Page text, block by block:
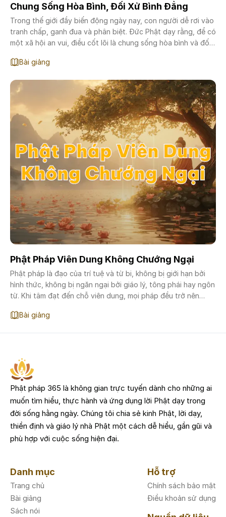
Chung Sống Hòa Bình, Đối Xử Bình Đẳng
Trong thế giới đầy biến động ngày nay, con người dễ rơi vào
tranh chấp, ganh đua và phân biệt. Đức Phật dạy rằng, để có
một xã hội an vui, điều cốt lõi là chung sống hòa bình và đối
không phân chia cao thấp, thì lòng người mới thật sự an ổn,
Bài giảng
Phật Pháp Viên Dung Không Chướng Ngại
Phật pháp là đạo của trí tuệ và từ bi, không bị giới hạn bởi
hình thức, không bị ngăn ngại bởi giáo lý, tông phái hay ngôn
từ. Khi tâm đạt đến chỗ viên dung, mọi pháp đều trở nên
“Phật pháp viên dung” nghĩa là mọi pháp đều dung hòa, hỗ
Bài giảng
Phật pháp 365 là không gian trực tuyến dành cho những ai
muốn tìm hiểu, thực hành và ứng dụng lời Phật dạy trong
đời sống hằng ngày. Chúng tôi chia sẻ kinh Phật, lời dạy,
thiền định và giáo lý nhà Phật một cách dễ hiểu, gần gũi và
phù hợp với cuộc sống hiện đại.
Danh mục
Trang chủ
Bài giảng
Sách nói
Hỗ trợ
Chính sách bảo mật
Điều khoản sử dụng